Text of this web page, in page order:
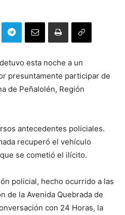
esta noche a un
presuntamente participar de
de Peñalolén, Región
antecedentes policiales.
recuperó el vehículo
se cometió el ilícito.
policial, hecho ocurrido a las
de la Avenida Quebrada de
con 24 Horas, la